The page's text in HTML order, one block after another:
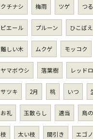
クチナシ 梅雨 ツゲ つ
ピエール プルーン ひこばえ
難しい木 ムクゲ モッコク
ヤマボウシ 落葉樹 レッド
サツキ 2月 桃 いつ
お礼 玉散らし 適当 鳥
枝 太い枝 間引き エゴ